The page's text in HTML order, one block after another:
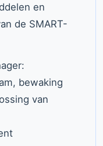
en
de SMART-
bewaking
van